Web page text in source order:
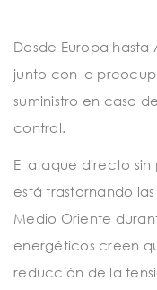
Desde Europa hasta
junto con la
suministro en caso
control.
El ataque directo
está trastornando
Medio Oriente
energéticos creen
reducción de la